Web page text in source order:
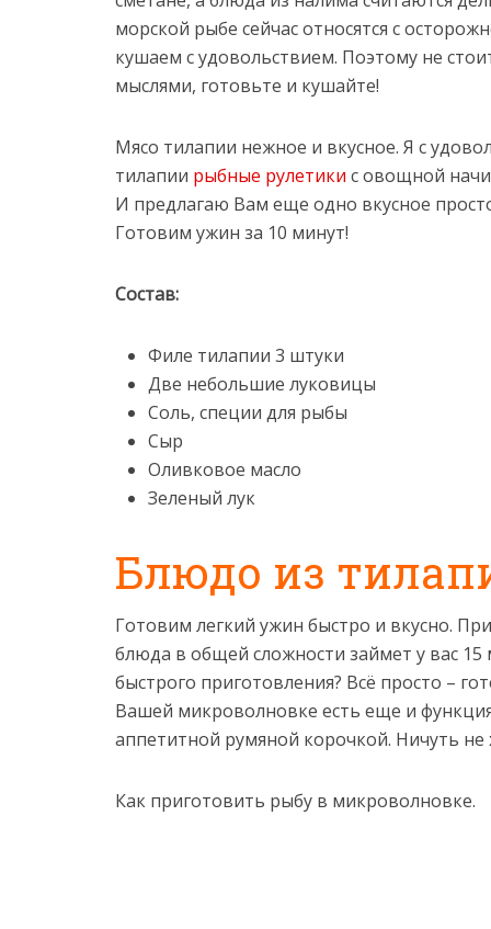
морской рыбе сейчас относятся с
кушаем с удовольствием. Поэтому не
мыслями, готовьте и кушайте!
Мясо тилапии нежное и вкусное. Я с
тилапии рыбные рулетики с овощной
И предлагаю Вам еще одно вкусное
Готовим ужин за 10 минут!
Состав:
Филе тилапии 3 штуки
Две небольшие луковицы
Соль, специи для рыбы
Сыр
Оливковое масло
Зеленый лук
Блюдо из
Готовим легкий ужин быстро и вкусно.
блюда в общей сложности займет у вас 15
быстрого приготовления? Всё просто –
Вашей микроволновке есть еще и
аппетитной румяной корочкой. Ничуть не
Как приготовить рыбу в микроволновке.